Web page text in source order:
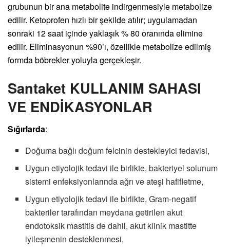
grubunun bir ana metabolite indirgenmesiyle metabolize
edilir. Ketoprofen hızlı bir şekilde atılır; uygulamadan
sonraki 12 saat içinde yaklaşık % 80 oranında elimine
edilir. Eliminasyonun %90’ı, özellikle metabolize edilmiş
formda böbrekler yoluyla gerçekleşir.
Santaket KULLANIM SAHASI
VE ENDİKASYONLAR
Sığırlarda:
Doğuma bağlı doğum felcinin destekleyici tedavisi,
Uygun etiyolojik tedavi ile birlikte, bakteriyel solunum
sistemi enfeksiyonlarında ağrı ve ateşi hafifletme,
Uygun etiyolojik tedavi ile birlikte, Gram-negatif
bakteriler tarafından meydana getirilen akut
endotoksik mastitis de dahil, akut klinik mastitte
iyileşmenin desteklenmesi,